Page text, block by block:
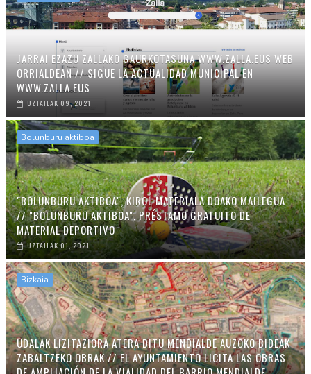
JARRAI EZAZU ZALLAKO GAURKOTASUNA WWW.ZALLA.EUS WEB
ORRIALDEAN // SIGUE LA ACTUALIDAD MUNICIPAL EN
WWW.ZALLA.EUS
UZTAILAK 09, 2021
Bolunburu aktiboa
"BOLUNBURU AKTIBOA", KIROL MATERIALA DOAKO MAILEGUA
// "BOLUNBURU AKTIBOA", PRÉSTAMO GRATUITO DE
MATERIAL DEPORTIVO
UZTAILAK 01, 2021
Bizkaia
UDALAK LIZITAZIORA ATERA DITU MENDIALDE AUZOKO BIDEAK
ZABALTZEKO OBRAK // EL AYUNTAMIENTO LICITA LAS OBRAS